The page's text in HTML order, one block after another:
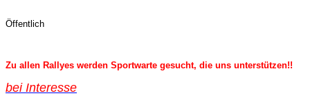
Öffentlich
Zu allen Rallyes werden Sportwarte gesucht, die uns unterstützen!!
bei Interesse